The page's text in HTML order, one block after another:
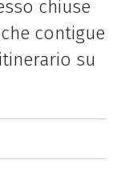
chiuse
contigue
su